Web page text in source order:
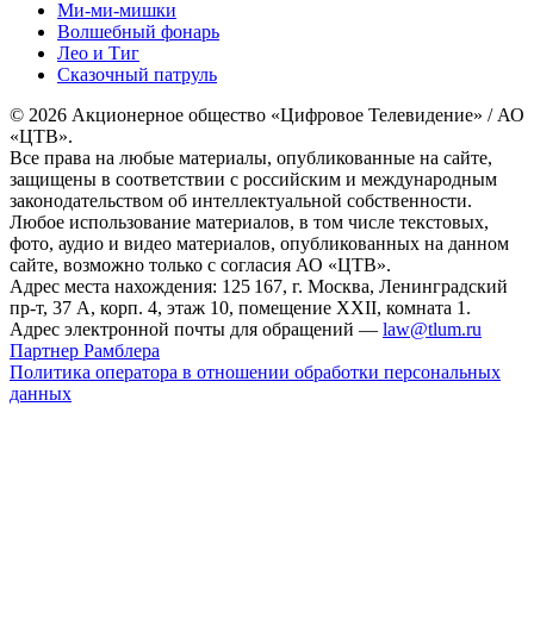
Ми-ми-мишки
Волшебный фонарь
Лео и Тиг
Сказочный патруль
© 2026 Акционерное общество «Цифровое Телевидение» / АО
«ЦТВ».
Все права на любые материалы, опубликованные на сайте,
защищены в соответствии с российским и международным
законодательством об интеллектуальной собственности.
Любое использование материалов, в том числе текстовых,
фото, аудио и видео материалов, опубликованных на данном
сайте, возможно только с согласия АО «ЦТВ».
Адрес места нахождения: 125 167, г. Москва, Ленинградский
пр-т, 37 А, корп. 4, этаж 10, помещение XXII, комната 1.
Адрес электронной почты для обращений — law@tlum.ru
Партнер Рамблера
Политика оператора в отношении обработки персональных
данных